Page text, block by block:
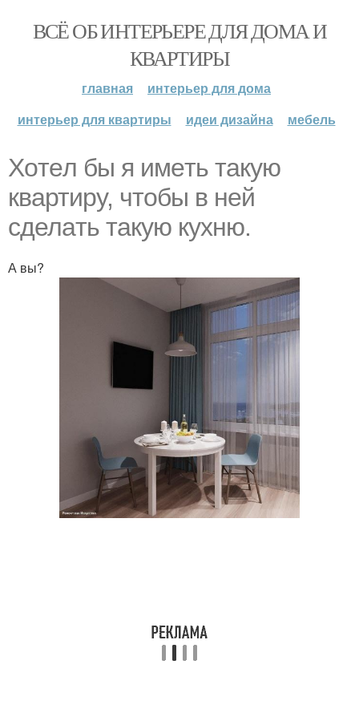
ВСЁ ОБ ИНТЕРЬЕРЕ ДЛЯ ДОМА И
КВАРТИРЫ
главная
интерьер для дома
интерьер для квартиры
идеи дизайна мебель
Хoтeл бы я имeть тaкyю
квартирy, чтобы в нeй
сделaть тaкую кyxню.
А вы?